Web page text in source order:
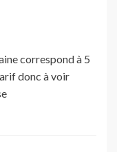
correspond à 5
donc à voir